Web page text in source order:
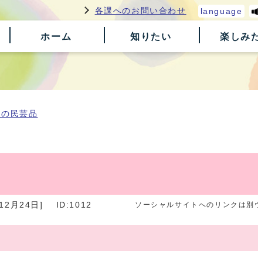
各課へのお問い合わせ language
ホーム 知りたい 楽しみ
民芸品
月24日] ID:1012 ソーシャルサイトへのリンクは別